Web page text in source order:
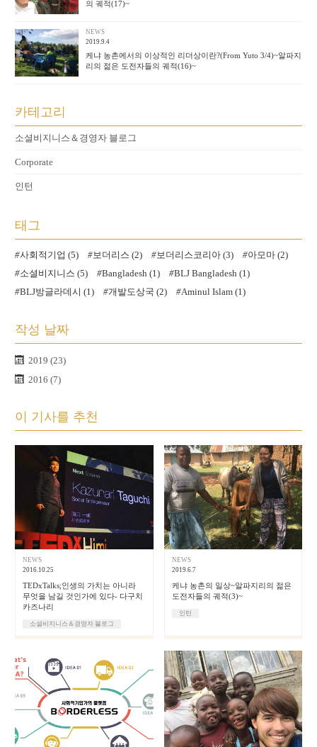
의 궤적(17)~
NEWS
2019.9.4
케냐 농촌에서의 이상적인 리더상이란?(From Yuto 3/4)~알파지
리의 젊은 도전자들의 궤적(16)~
카테고리
소셜비지니스＆경영자 블로그
Corporate
인턴
태그
사회적기업 (5) 보더리스 (2) 보더리스코리아 (3)
아모마 (2)
소셜비지니스 (5)
Bangladesh (1)
BLJ Bangladesh (1)
BLJ방글라데시 (1)
개발도상국 (2) Aminul Islam (1)
작성 날짜
2019 (23)
2016 (7)
이 기사를 추천
NEWS
2016.10.25
TEDxTalks;인생의 가치는 아니라
무엇을 남길 것인가에 있다- 다구치
카즈나리
소셜비지니스＆경영자 블로그
NEWS
2019.6.7
케냐 농촌의 일상~알파지리의 젊은
도전자들의 궤적(3)~
인턴